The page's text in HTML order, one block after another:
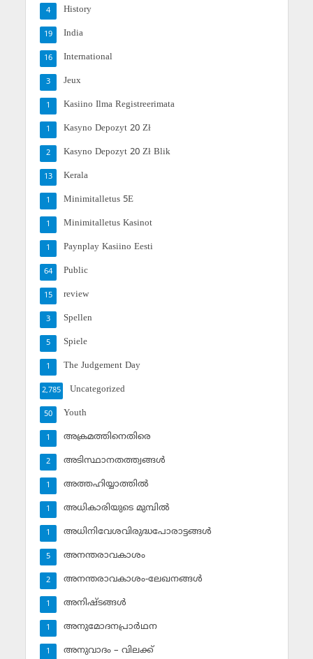
History
4
India
19
International
16
Jeux
3
Kasiino Ilma Registreerimata
1
Kasyno Depozyt 20 Zł
1
Kasyno Depozyt 20 Zł Blik
2
Kerala
13
Minimitalletus 5E
1
Minimitalletus Kasinot
1
Paynplay Kasiino Eesti
1
Public
64
review
15
Spellen
3
Spiele
5
The Judgement Day
1
Uncategorized
2,785
Youth
50
അക്രമത്തിനെതിരെ
1
അടിസ്ഥാനതത്ത്വങ്ങള്‍
2
അത്തഹിയ്യാത്തില്‍
1
അധികാരിയുടെ മുമ്പില്‍
1
അധിനിവേശവിരുദ്ധപോരാട്ടങ്ങള്‍
1
അനന്തരാവകാശം
5
അനന്തരാവകാശം-ലേഖനങ്ങള്‍
2
അനിഷ്ടങ്ങള്‍
1
അനുമോദനപ്രാര്‍ഥന
1
അനുവാദം – വിലക്ക്‌
1